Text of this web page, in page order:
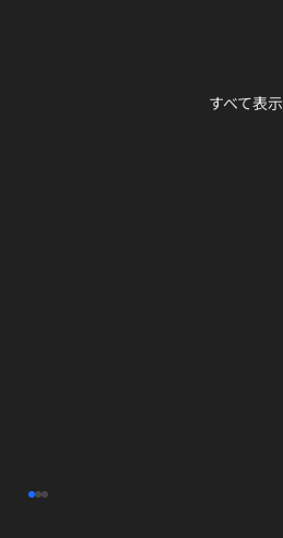
すべて表示